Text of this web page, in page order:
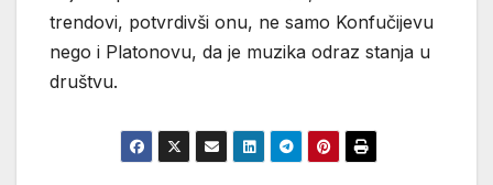
trendovi, potvrdivši onu, ne samo Konfučijevu
nego i Platonovu, da je muzika odraz stanja u
društvu.